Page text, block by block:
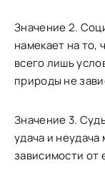
Значение 2.
намекает на то,
всего лишь
природы не
Значение 3.
удача и
зависимости от